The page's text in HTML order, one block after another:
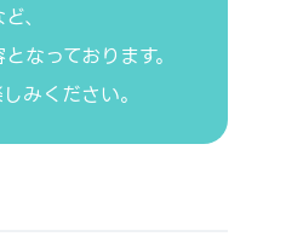
、
なっております。
みください。